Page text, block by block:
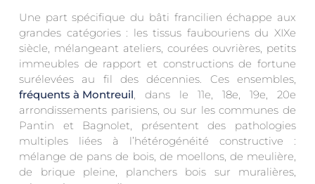
Une part spécifique du bâti francilien échappe aux
grandes catégories : les tissus faubouriens du XIXe
siècle, mélangeant ateliers, courées ouvrières, petits
immeubles de rapport et constructions de fortune
surélevées au fil des décennies. Ces ensembles,
fréquents à Montreuil , dans le 11e, 18e, 19e, 20e
arrondissements parisiens, ou sur les communes de
Pantin et Bagnolet, présentent des pathologies
multiples liées à l’hétérogénéité constructive :
mélange de pans de bois, de moellons, de meulière,
de brique pleine, planchers bois sur muralières,